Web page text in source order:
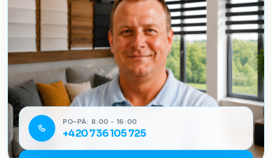
PO–PÁ: 8:00 - 16:00
+420 736 105 725